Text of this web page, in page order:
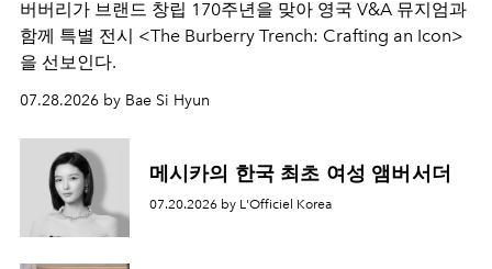
버버리가 브랜드 창립 170주년을 맞아 영국 V&A 뮤지엄과
함께 특별 전시 <The Burberry Trench: Crafting an Icon>
을 선보인다.
07.28.2026 by Bae Si Hyun
메시카의 한국 최초 여성 앰버서더
07.20.2026 by L'Officiel Korea